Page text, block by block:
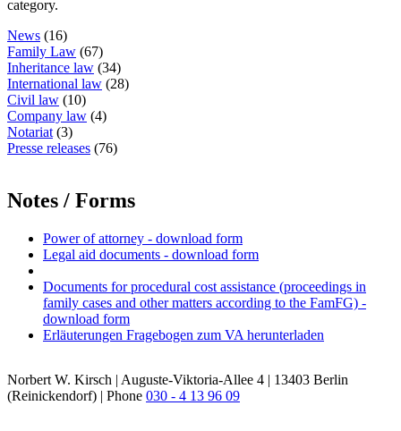
category.
News (16)
Family Law (67)
Inheritance law (34)
International law (28)
Civil law (10)
Company law (4)
Notariat (3)
Presse releases (76)
Notes / Forms
Power of attorney - download form
Legal aid documents - download form
Documents for procedural cost assistance (proceedings in
family cases and other matters according to the FamFG) -
download form
Erläuterungen Fragebogen zum VA herunterladen
Norbert W. Kirsch | Auguste-Viktoria-Allee 4 | 13403 Berlin
(Reinickendorf) | Phone 030 - 4 13 96 09